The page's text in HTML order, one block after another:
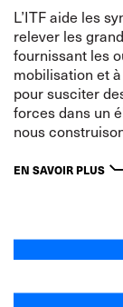
L’ITF aide les
relever les
fournissant les
mobilisation et
pour susciter
forces dans un
nous
EN SAVOIR PLUS